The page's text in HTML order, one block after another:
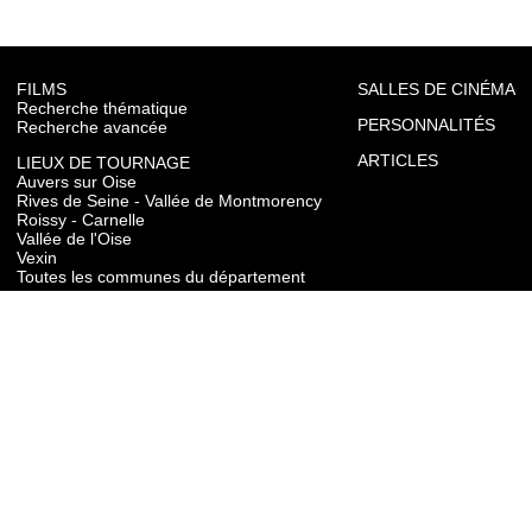
FILMS
Recherche thématique
Recherche avancée
LIEUX DE TOURNAGE
Auvers sur Oise
Rives de Seine - Vallée de Montmorency
Roissy - Carnelle
Vallée de l'Oise
Vexin
Toutes les communes du département
SALLES DE CINÉMA
PERSONNALITÉS
ARTICLES